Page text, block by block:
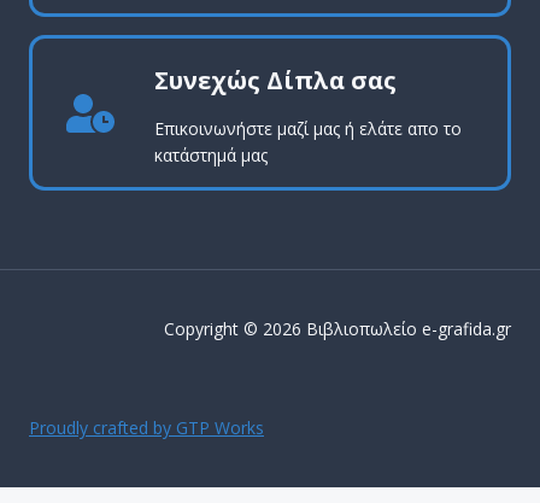
Συνεχώς Δίπλα σας
Επικοινωνήστε μαζί μας ή ελάτε απο το
κατάστημά μας
Copyright © 2026 Βιβλιοπωλείο e-grafida.gr
Proudly crafted by GTP Works